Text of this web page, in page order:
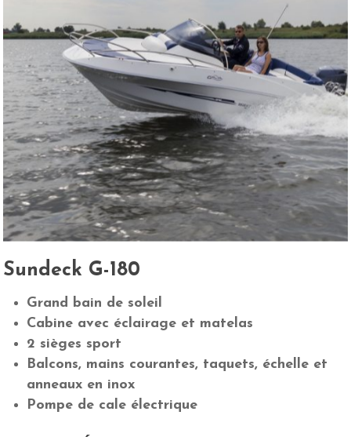
Sundeck G-180
Grand bain de soleil
Cabine avec éclairage et matelas
2 sièges sport
Balcons, mains courantes, taquets, échelle et
anneaux en inox
Pompe de cale électrique